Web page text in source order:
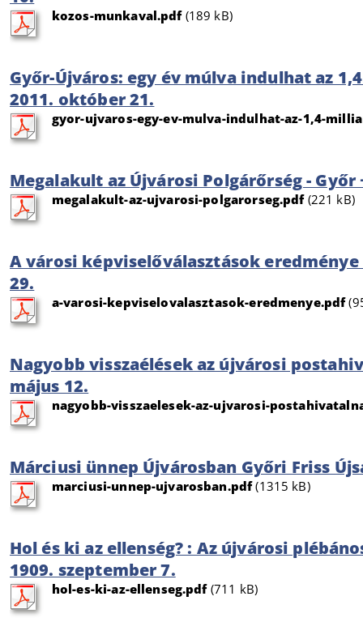
kozos-munkaval.pdf(189 kB)
Győr-Újváros: egy év múlva indulhat az
2011. október 21.
gyor-ujvaros-egy-ev-mulva-indulhat-az-1,4-
Megalakult az Újvárosi Polgárőrség - Győr
megalakult-az-ujvarosi-polgarorseg.pdf(221 kB)
A városi képviselőválasztások eredménye
29.
a-varosi-kepviselovalasztasok-eredmenye.pdf
Nagyobb visszaélések az újvárosi
május 12.
nagyobb-visszaelesek-az-ujvarosi-
Márciusi ünnep Újvárosban Győri Friss
marciusi-unnep-ujvarosban.pdf(1315 kB)
Hol és ki az ellenség? : Az újvárosi
1909. szeptember 7.
hol-es-ki-az-ellenseg.pdf(711 kB)